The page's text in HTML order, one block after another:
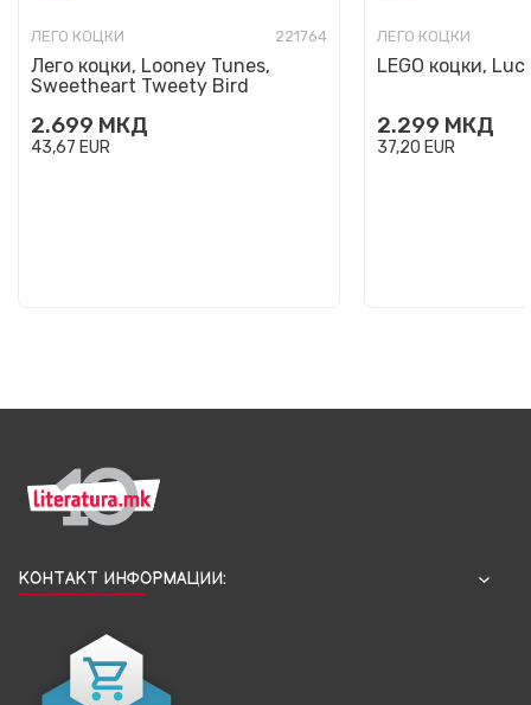
ЛЕГО КОЦКИ 221764
Лего коцки, Looney Tunes,
Sweetheart Tweety Bird
2.699 МКД
43,67 EUR
ЛЕГО КОЦКИ
LEGO коцки,
2.299 МКД
37,20 EUR
КОНТАКТ ИНФОРМАЦИИ: